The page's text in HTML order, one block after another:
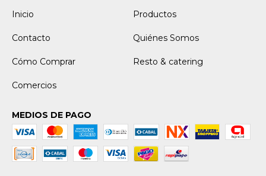
Inicio
Productos
Contacto Quiénes Somos
Cómo Comprar Resto & catering
Comercios
MEDIOS DE PAGO